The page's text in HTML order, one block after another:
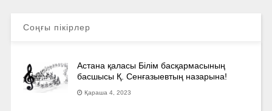
Соңғы пікірлер
Астана қаласы Білім басқармасының
басшысы Қ. Сенғазыевтың назарына!
Қараша 4, 2023